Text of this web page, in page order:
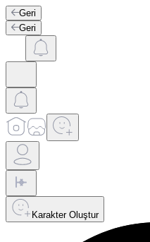
Geri
Geri
Karakter Oluştur